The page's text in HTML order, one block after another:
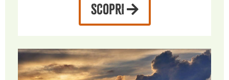
SCOPRI